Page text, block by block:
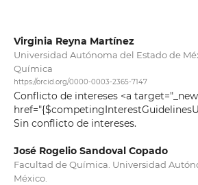
Virginia Reyna Martínez
Universidad Autónoma del Estado de
Química
https://orcid.org/0000-0003-2365-7147
Conflicto de intereses <a
Sin conflicto de intereses.
José Rogelio Sandoval Copado
Facultad de Química. Universidad
México.